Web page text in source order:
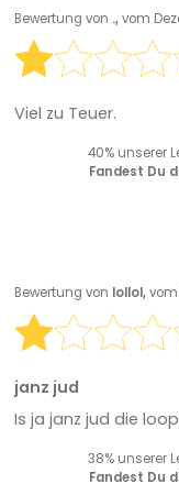
Bewertung von .,vom
Viel zu Teuer.
40% unserer
Fandest Du
Bewertung von lollol,vom
janz jud
Is ja janz jud die
38% unserer
Fandest Du